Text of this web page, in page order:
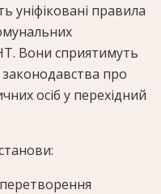
уніфіковані правила
Вони сприятимуть
законодавства про
осіб у перехідний